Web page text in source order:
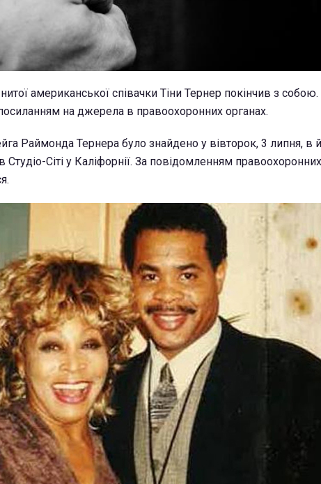
американської співачки Тіни Тернер покінчив з
на джерела в правоохоронних органах.
Раймонда Тернера було знайдено у вівторок, 3 липня, в
Сіті у Каліфорнії. За повідомленням